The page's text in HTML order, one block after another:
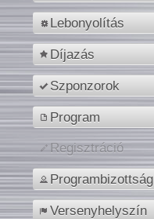
Lebonyolítás
Díjazás
Szponzorok
Program
Regisztráció
Programbizottság
Versenyhelyszín